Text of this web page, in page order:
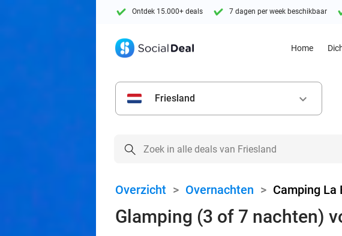
Ontdek 15.000+ deals 7 dagen per week beschikbaar
Home
Friesland keyboard_arrow_down
Overzicht > Overnachten > Camping La
Glamping (3 of 7 nachten)